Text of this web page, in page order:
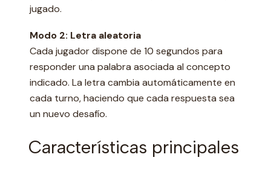
jugado.
Modo 2: Letra aleatoria
Cada jugador dispone de 10 segundos para
responder una palabra asociada al concepto
indicado. La letra cambia automáticamente en
cada turno, haciendo que cada respuesta sea
un nuevo desafío.
Características principales